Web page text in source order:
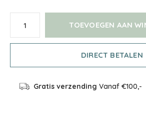
TOEVOEGEN AAN
DIRECT BETALEN
Gratis verzending Vanaf €100,-